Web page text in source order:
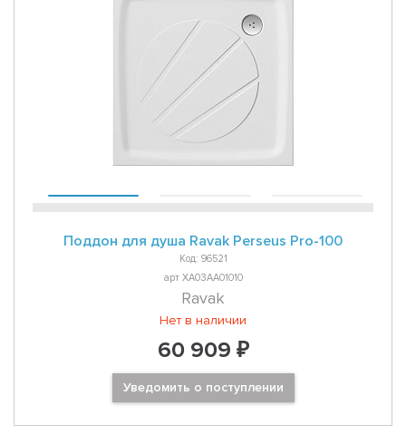
Поддон для душа Ravak Perseus Pro-100
Код: 96521
арт XA03AA01010
Ravak
Нет в наличии
60 909 ₽
Уведомить о поступлении